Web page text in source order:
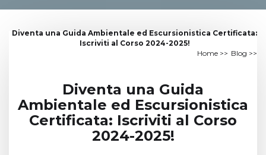
Diventa una Guida Ambientale ed Escursionistica Certificata:
Iscriviti al Corso 2024-2025!
Blog >>
Home >>
Diventa una Guida
Ambientale ed Escursionistica
Certificata: Iscriviti al Corso
2024-2025!